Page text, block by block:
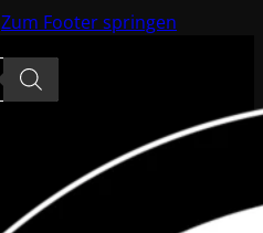
Zum Footer springen